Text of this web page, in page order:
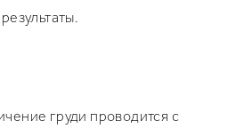
груди проводится с